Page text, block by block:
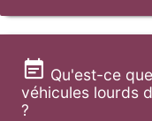
Qu'est-ce
véhicules lourds
?